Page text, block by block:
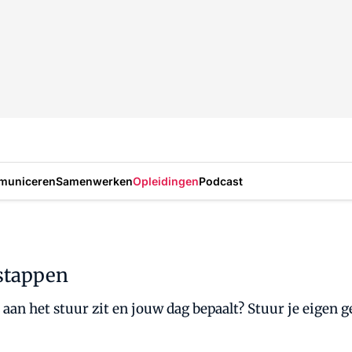
SamenwerkenOpleidingenPodcast
het stuur zit en jouw dag bepaalt? Stuur je eigen